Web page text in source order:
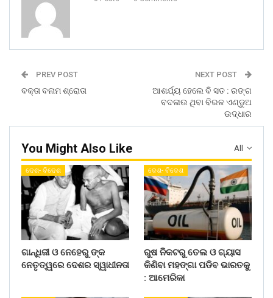
PREV POST
ବକ୍ତା ବନାମ ଶ୍ରୋତା
NEXT POST
ଆଶର୍ଯ୍ୟ ହେଲେ ବି ସତ : ରଙ୍ଗ
ବଦଳାଉ ଥିବା ବିରଳ ଏଣ୍ଡୁଅ
ଉଦ୍ଧାର
All
You Might Also Like
ଦେଶ- ବିଦେଶ
ଗାନ୍ଧିଜୀ ଓ ନେହେରୁ ଙ୍କ
ନେତୃତ୍ୱରେ ଦେଶର ସ୍ୱାଧୀନତା
ଦେଶ- ବିଦେଶ
ରୁଷ ନିକଟରୁ ତେଲ ଓ ଗ୍ୟାସ
କିଣିବା ମହଙ୍ଗା ପଡିବ ଭାରତକୁ
: ଆମେରିକା